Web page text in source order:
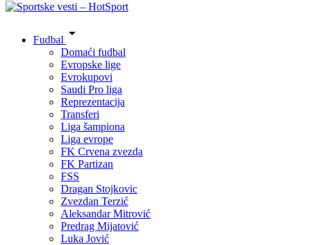
Fudbal
Domaći fudbal
Evropske lige
Evrokupovi
Saudi Pro liga
Reprezentacija
Transferi
Liga šampiona
Liga evrope
FK Crvena zvezda
FK Partizan
FSS
Dragan Stojkovic
Zvezdan Terzić
Aleksandar Mitrović
Predrag Mijatović
Luka Jović